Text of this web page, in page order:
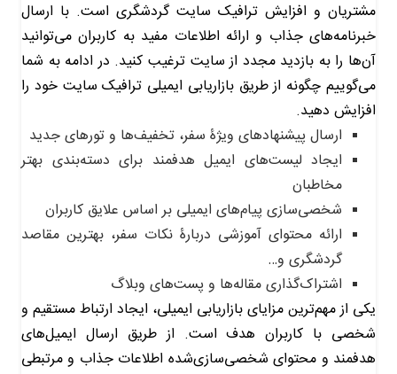
مشتریان و افزایش ترافیک سایت گردشگری است. با ارسال
خبرنامه‌های جذاب و ارائه اطلاعات مفید به کاربران می‌توانید
آن‌ها را به بازدید مجدد از سایت ترغیب کنید. در ادامه به شما
می‌گوییم چگونه از طریق بازاریابی ایمیلی ترافیک سایت خود را
افزایش دهید.
ارسال پیشنهادهای ویژۀ سفر، تخفیف‌ها و تورهای جدید
ایجاد لیست‌های ایمیل هدفمند برای دسته‌بندی بهتر
مخاطبان
شخصی‌سازی پیام‌های ایمیلی بر اساس علایق کاربران
ارائه محتوای آموزشی دربارۀ نکات سفر، بهترین مقاصد
گردشگری و…
اشتراک‌گذاری مقاله‌ها و پست‌های وبلاگ
یکی از مهم‌ترین مزایای بازاریابی ایمیلی، ایجاد ارتباط مستقیم و
شخصی با کاربران هدف است. از طریق ارسال ایمیل‌های
هدفمند و محتوای شخصی‌سازی‌شده اطلاعات جذاب و مرتبطی